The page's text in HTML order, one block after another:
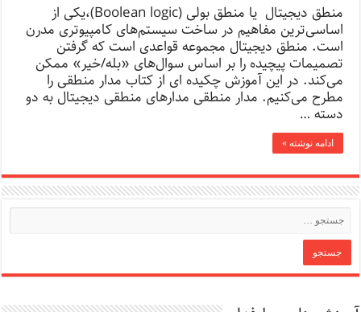
منطق دیجیتال یا منطق بولی (Boolean logic)،یکی از
اساسی‌ترین مفاهیم در ساخت سیستم‌های کامپیوتری مدرن
است. منطق دیجیتال مجموعه قواعدی است که گرفتن
تصمیمات پیچیده را بر اساس سوال‌های «بله/خیر» ممکن
می‌کند. در این آموزش چکیده ای از کتاب مدار منطقی را
مطرح می‌کنیم. مدار منطقی مدارهای منطقی دیجیتال به دو
دسته …
ادامه نوشته »